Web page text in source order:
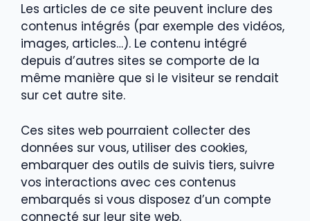
Les articles de ce site peuvent inclure des
contenus intégrés (par exemple des vidéos,
images, articles…). Le contenu intégré
depuis d’autres sites se comporte de la
même manière que si le visiteur se rendait
sur cet autre site.
Ces sites web pourraient collecter des
données sur vous, utiliser des cookies,
embarquer des outils de suivis tiers, suivre
vos interactions avec ces contenus
embarqués si vous disposez d’un compte
connecté sur leur site web.